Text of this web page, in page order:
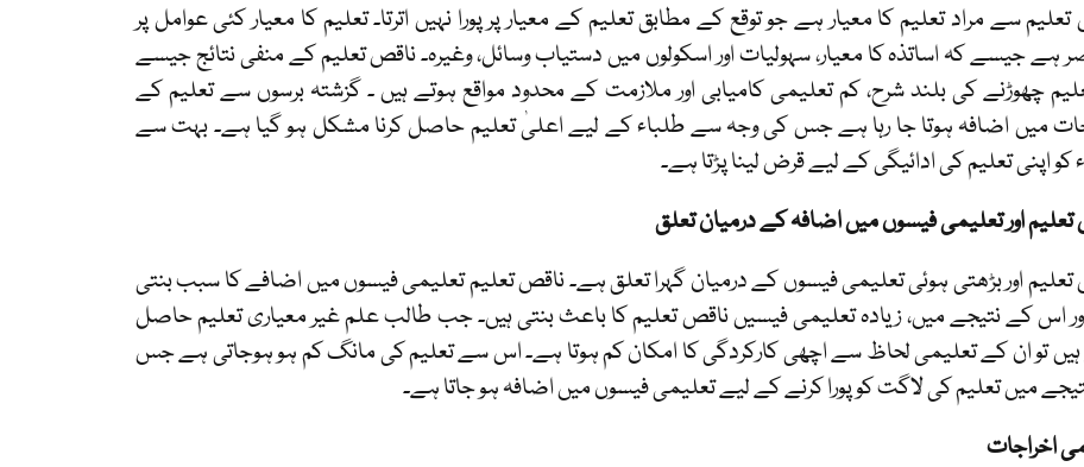
سے مراد تعلیم کا معیار ہے جو توقع کے مطابق تعلیم کے معیار پر پورا نہیں اترتا۔ تعلیم کا معیار کئی عوامل پر
ہے جیسے کہ اساتذہ کا معیار، سہولیات اور اسکولوں میں دستیاب وسائل، وغیرہ۔ ناقص تعلیم کے منفی نتائج جیسے
چھوڑنے کی بلند شرح، کم تعلیمی کامیابی اور ملازمت کے محدود مواقع ہوتے ہیں ۔ گزشتہ برسوں سے تعلیم کے
میں اضافہ ہوتا جا رہا ہے جس کی وجہ سے طلباء کے لیے اعلیٰ تعلیم حاصل کرنا مشکل ہو گیا ہے۔ بہت سے
کو اپنی تعلیم کی ادائیگی کے لیے قرض لینا پڑتا ہے۔
اور تعلیمی فیسوں میں اضافہ کے درمیان تعلق
اور بڑھتی ہوئی تعلیمی فیسوں کے درمیان گہرا تعلق ہے۔ ناقص تعلیم تعلیمی فیسوں میں اضافے کا سبب بنتی
اس کے نتیجے میں، زیادہ تعلیمی فیسیں ناقص تعلیم کا باعث بنتی ہیں۔ جب طالب علم غیر معیاری تعلیم حاصل
ہیں تو ان کے تعلیمی لحاظ سے اچھی کارکردگی کا امکان کم ہوتا ہے۔ اس سے تعلیم کی مانگ کم ہو ہوجاتی ہے جس
میں تعلیم کی لاگت کو پورا کرنے کے لیے تعلیمی فیسوں میں اضافہ ہو جاتا ہے۔
اخراجات